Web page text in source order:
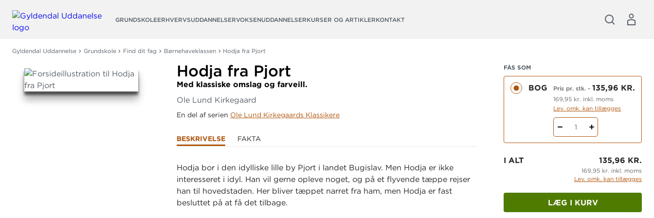
GRUNDSKOLEERHVERVSUDDANNELSERVOKSENUDDANNELSERKURSER OG ARTIKLERKONTAKT
Gyldendal Uddannelse Grundskole Find dit fag Børnehaveklassen Hodja fra Pjort
Hodja fra Pjort
Med klassiske omslag og farveill.
Ole Lund Kirkegaard
En del af serien Ole Lund Kirkegaards Klassikere
BESKRIVELSE FAKTA
Hodja bor i den idylliske lille by Pjort i landet Bugislav. Men Hodja er ikke
interesseret i idyl. Han vil gerne opleve noget, og på et flyvende tæppe rejser
han til hovedstaden. Her bliver tæppet narret fra ham, men Hodja er fast
besluttet på at få det tilbage.
FÅS SOM
BOG Pris pr. stk. -135,96 KR.
169,95 kr. inkl. moms
Lev. omk. kan tillægges
1
I ALT 135,96 KR.
169,95 kr. inkl. moms
Lev. omk. kan tillægges
LÆG I KURV